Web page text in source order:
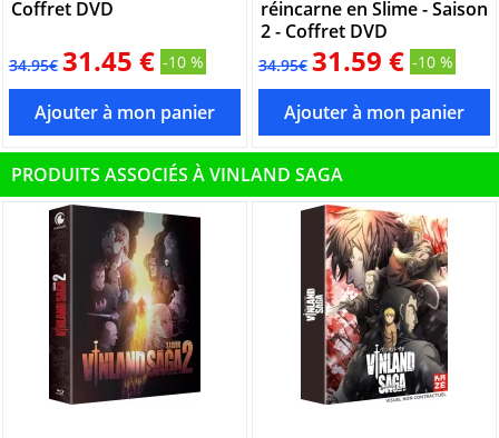
Coffret DVD
34.95€ 31.45 € -10 %
réincarne en Slime - Saison
2 - Coffret DVD
34.95€ 31.59 € -10 %
PRODUITS ASSOCIÉS À VINLAND SAGA